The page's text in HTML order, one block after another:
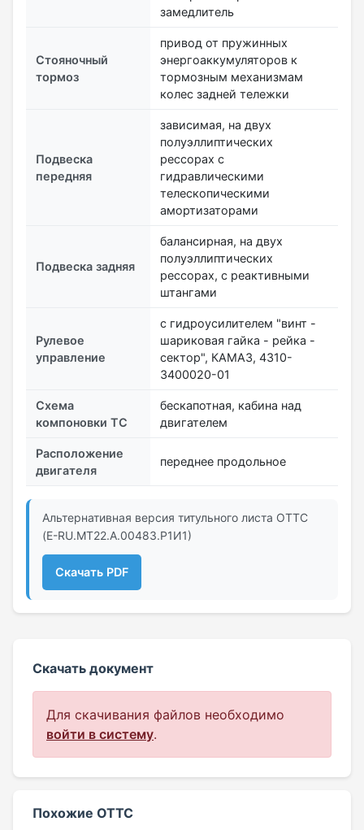
замедлитель
Стояночный
тормоз
привод от пружинных
энергоаккумуляторов к
тормозным механизмам
колес задней тележки
Подвеска
передняя
зависимая, на двух
полуэллиптических
рессорах с
гидравлическими
телескопическими
амортизаторами
Подвеска задняя
балансирная, на двух
полуэллиптических
рессорах, с реактивными
штангами
Рулевое
управление
с гидроусилителем "винт -
шариковая гайка - рейка -
сектор", КАМАЗ, 4310-
3400020-01
Схема
компоновки ТС
бескапотная, кабина над
двигателем
Расположение
двигателя
переднее продольное
Альтернативная версия титульного листа ОТТС
(Е-RU.МТ22.А.00483.Р1И1)
Скачать PDF
Скачать документ
Для скачивания файлов необходимо
войти в систему.
Похожие ОТТС